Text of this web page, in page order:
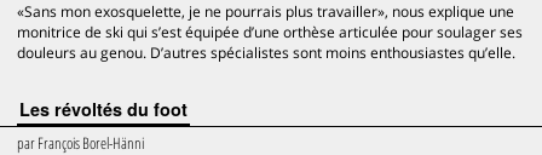
«Sans mon exosquelette, je ne pourrais plus travailler», nous explique une
monitrice de ski qui s’est équipée d’une orthèse articulée pour soulager ses
douleurs au genou. D’autres spécialistes sont moins enthousiastes qu’elle.
Les révoltés du foot
parFrançois Borel-Hänni